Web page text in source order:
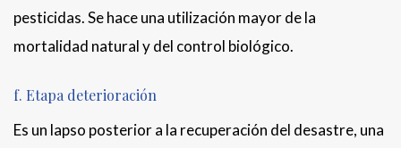
pesticidas. Se hace una utilización mayor de la
mortalidad natural y del control biológico.
f. Etapa deterioración
Es un lapso posterior a la recuperación del desastre, una